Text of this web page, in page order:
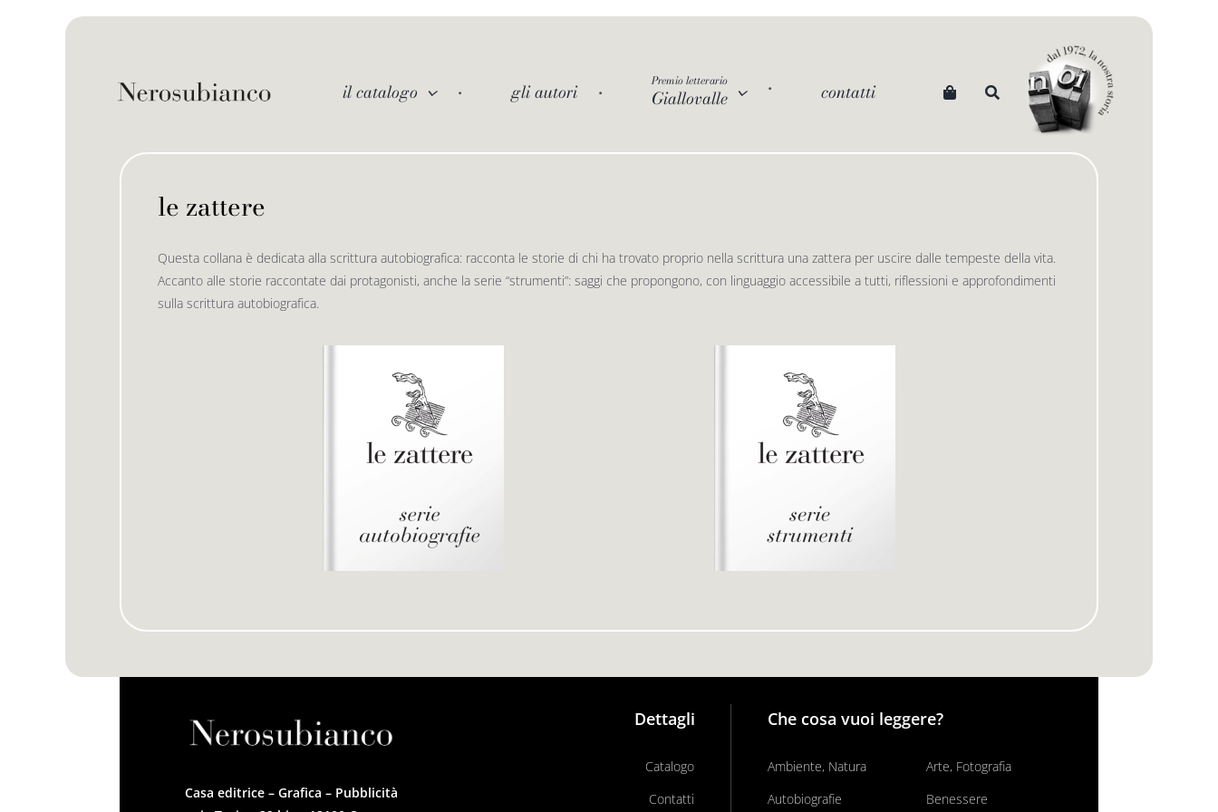
il catalogo gli autori Premio letterario
Giallovalle contatti
le zattere
Questa collana è dedicata alla scrittura autobiografica: racconta le storie di chi ha trovato proprio nella scrittura una zattera per uscire dalle tempeste della vita.
Accanto alle storie raccontate dai protagonisti, anche la serie “strumenti”: saggi che propongono, con linguaggio accessibile a tutti, riflessioni e approfondimenti
sulla scrittura autobiografica.
Casa editrice – Grafica – Pubblicità
Dettagli
Catalogo
Contatti
Che cosa vuoi leggere?
Ambiente, Natura
Arte, Fotografia
Autobiografie
Benessere